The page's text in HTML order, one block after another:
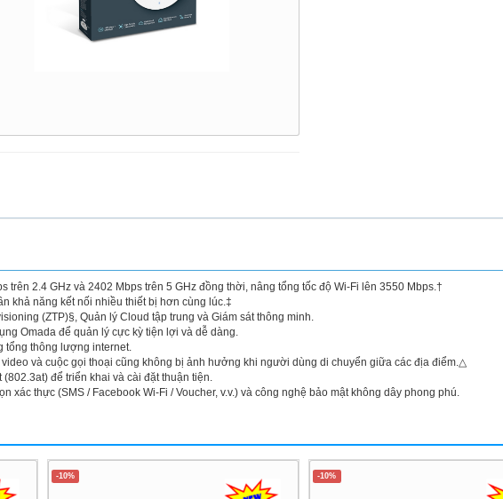
trên 2.4 GHz và 2402 Mbps trên 5 GHz đồng thời, nâng tổng tốc độ Wi-Fi lên 3550 Mbps.†
khả năng kết nối nhiều thiết bị hơn cùng lúc.‡
(ZTP)§, Quản lý Cloud tập trung và Giám sát thông minh.
Omada để quản lý cực kỳ tiện lợi và dễ dàng.
tổng thông lượng internet.
và cuộc gọi thoại cũng không bị ảnh hưởng khi người dùng di chuyển giữa các địa điểm.△
để triển khai và cài đặt thuận tiện.
xác thực (SMS / Facebook Wi-Fi / Voucher, v.v.) và công nghệ bảo mật không dây phong phú.
-10% -10%